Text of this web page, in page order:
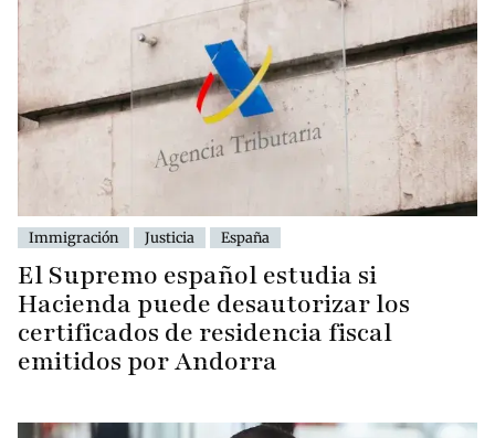
Immigración Justicia España
El Supremo español estudia si
Hacienda puede desautorizar los
certificados de residencia fiscal
emitidos por Andorra